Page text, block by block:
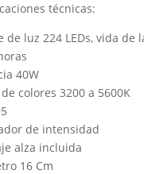
técnicas:
de luz 224 LEDs, vida de
40W
colores 3200 a 5600K
de intensidad
alza incluida
16 Cm